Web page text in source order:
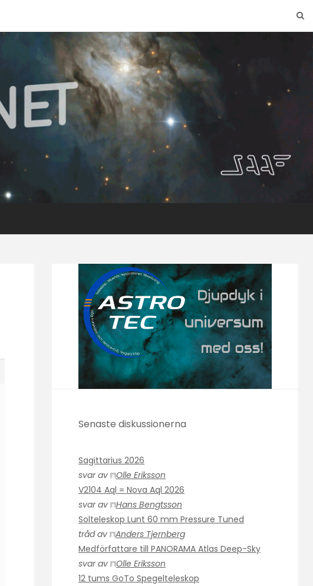
Senaste diskussionerna
Sagittarius 2026
svar av
Olle Eriksson
V2104 Aql = Nova Aql 2026
svar av
Hans Bengtsson
Solteleskop Lunt 60 mm Pressure Tuned
tråd av
Anders Tjernberg
Medförfattare till PANORAMA Atlas Deep-Sky
svar av
Olle Eriksson
12 tums GoTo Spegelteleskop